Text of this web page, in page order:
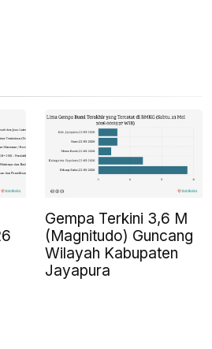
Gempa Terkini 3,6 M
(Magnitudo) Guncang
Wilayah Kabupaten
Jayapura